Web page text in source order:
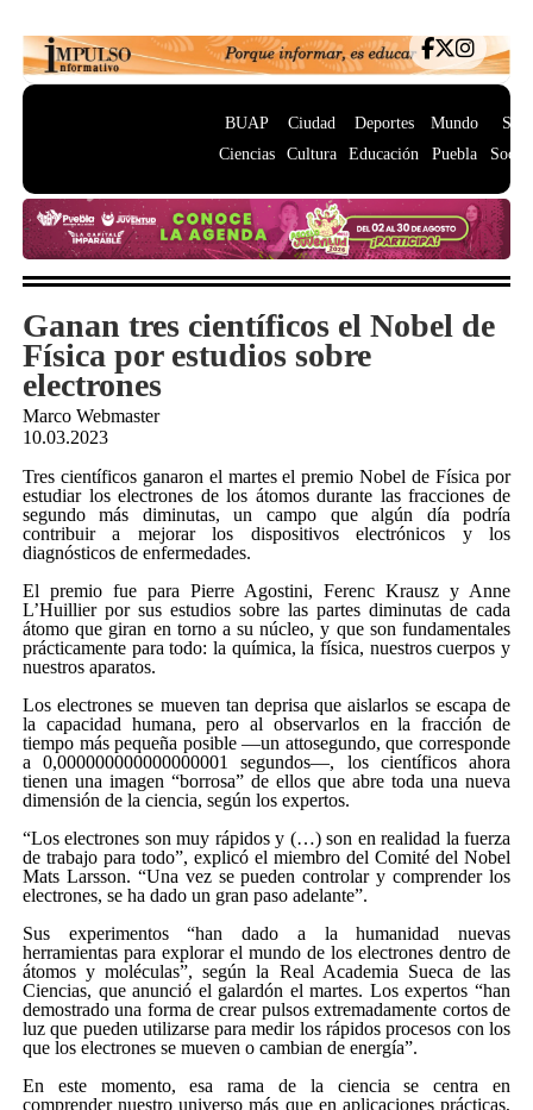
BUAP
Ciencias
Ciudad
Cultura
Deportes
Educación
Mundo
Puebla
Ganan tres científicos el Nobel de
Física por estudios sobre
electrones
Marco Webmaster
10.03.2023
Tres científicos ganaron el martes el premio Nobel de Física por
estudiar los electrones de los átomos durante las fracciones de
segundo más diminutas, un campo que algún día podría
contribuir a mejorar los dispositivos electrónicos y los
diagnósticos de enfermedades.
El premio fue para Pierre Agostini, Ferenc Krausz y Anne
L’Huillier por sus estudios sobre las partes diminutas de cada
átomo que giran en torno a su núcleo, y que son fundamentales
prácticamente para todo: la química, la física, nuestros cuerpos y
nuestros aparatos.
Los electrones se mueven tan deprisa que aislarlos se escapa de
la capacidad humana, pero al observarlos en la fracción de
tiempo más pequeña posible —un attosegundo, que corresponde
a 0,000000000000000001 segundos—, los científicos ahora
tienen una imagen “borrosa” de ellos que abre toda una nueva
dimensión de la ciencia, según los expertos.
“Los electrones son muy rápidos y (…) son en realidad la fuerza
de trabajo para todo”, explicó el miembro del Comité del Nobel
Mats Larsson. “Una vez se pueden controlar y comprender los
electrones, se ha dado un gran paso adelante”.
Sus experimentos “han dado a la humanidad nuevas
herramientas para explorar el mundo de los electrones dentro de
átomos y moléculas”, según la Real Academia Sueca de las
Ciencias, que anunció el galardón el martes. Los expertos “han
demostrado una forma de crear pulsos extremadamente cortos de
luz que pueden utilizarse para medir los rápidos procesos con los
que los electrones se mueven o cambian de energía”.
En este momento, esa rama de la ciencia se centra en
comprender nuestro universo más que en aplicaciones prácticas,